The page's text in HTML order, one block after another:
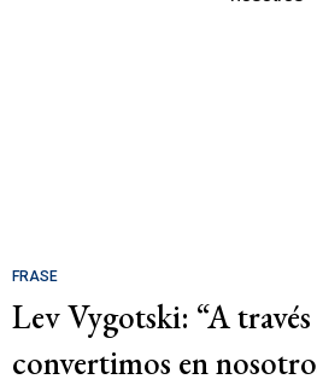
FRASE
Lev Vygotski: “A
convertimos en